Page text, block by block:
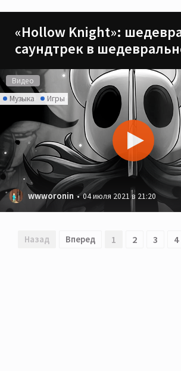
«Hollow Knight»:
саундтрек в
Видео
Музыка
Игры
wwworonin 04 июля 2021 в 21:20
Назад Вперед 1 2 3 4